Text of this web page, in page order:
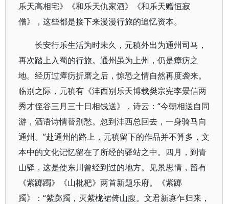
乐天高相宅》《和乐天仇家酒》《和乐天赠恒寂
僧》，这些都是接下来漫漫行旅的追忆资本。
长安行乐生活为时未久，元稹外出为通州司马，
再次踏上入蜀的行旅。通州虽为上州，仍是瘴疠之
地。经历过瘴疠折磨之后，惊恐之情自然再度袭来。
临别之际，元稹有《沣西别乐天博载樊宗宪李景信两
秀才侄谷三月三十日相饯送》，诗云：“今朝相送自同
游，酒语诗情替别愁。忽到沣西总回去，一身骑马向
通州。”赴通州的路上，元稹留下的作品并不算多，文
本中的文化记忆留在了所经的驿站之中。四月，到青
山驿，这是使东川曾经到过的地方。见景思情，留有
《紫踯躅》《山枇杷》两首新题乐府。《紫踯
躅》：“紫踯躅，灭紫栊裙倚山腹。文君新寡乍归来，